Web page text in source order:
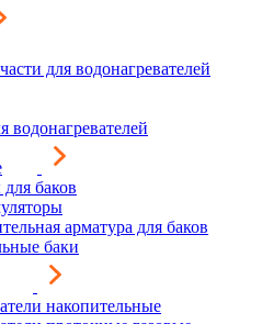
для водонагревателей
водонагревателей
баков
арматура для баков
баки
накопительные